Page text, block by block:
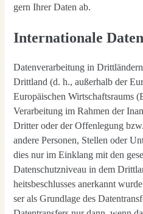
gern Ihrer Daten ab.
Internationale
Daten­ver­ar­bei­tung in
Dritt­land (d. h., außer­halb der
Euro­päi­schen Wirt­schafts­raums
Ver­ar­bei­tung im Rah­men der
Drit­ter oder der Offen­le­gung
ande­re Per­so­nen, Stel­len oder
dies nur im Ein­klang mit den
Daten­schutz­ni­veau in dem
heits­be­schlus­ses aner­kannt
ser als Grund­la­ge des